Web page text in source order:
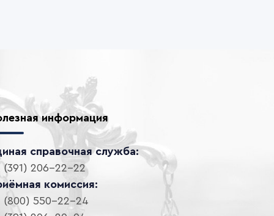
информация
справочная служба:
(391) 206-22-22
комиссия:
(800) 550-22-24